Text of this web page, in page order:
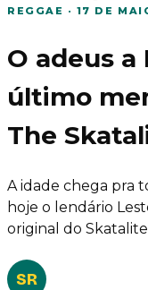
REGGAE · 17 DE
O adeus
último
The
A idade chega pra
hoje o lendário
original do
SR